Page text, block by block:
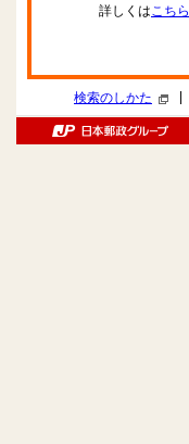
詳しくはこちら
検索のしかた